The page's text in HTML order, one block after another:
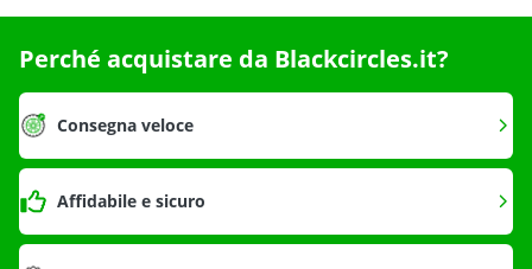
Perché acquistare da Blackcircles.it?
Consegna veloce
Affidabile e sicuro